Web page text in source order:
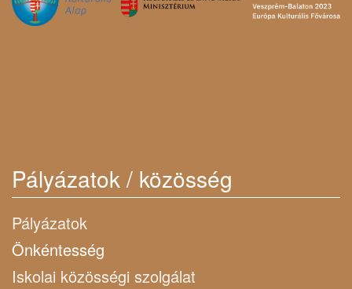
Pályázatok / közösség
Pályázatok
Önkéntesség
Iskolai közösségi szolgálat